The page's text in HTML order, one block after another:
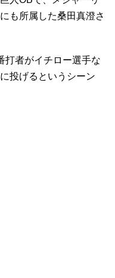
も所属した桑田真澄さ
打者がイチロー選手な
投げるというシーン